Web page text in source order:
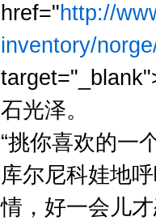
href="http://
inventory/
石光泽。
“挑你喜欢的一
库尔尼科娃地
情，好一会儿